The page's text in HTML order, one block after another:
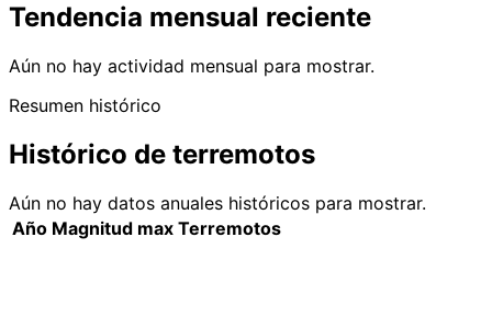
Tendencia mensual reciente
Aún no hay actividad mensual para mostrar.
Resumen histórico
Histórico de terremotos
Aún no hay datos anuales históricos para mostrar.
Año Magnitud max Terremotos